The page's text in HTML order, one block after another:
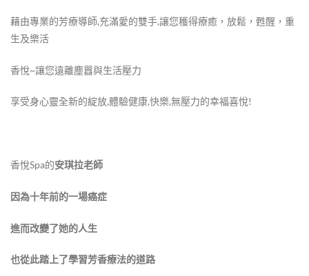
藉由專業的芳療導師,充滿愛的雙手,讓您穫得療癒，放鬆，甦醒，重
生及樂活
香悅~讓您遠離塵囂與生活壓力
享受身心靈全新的綻放,體驗健康,快樂,無壓力的幸福喜悅!
香悅Spa的安琪拉老師
因為十年前的一場癌症
進而改變了她的人生
也從此踏上了學習芳香療法的道路